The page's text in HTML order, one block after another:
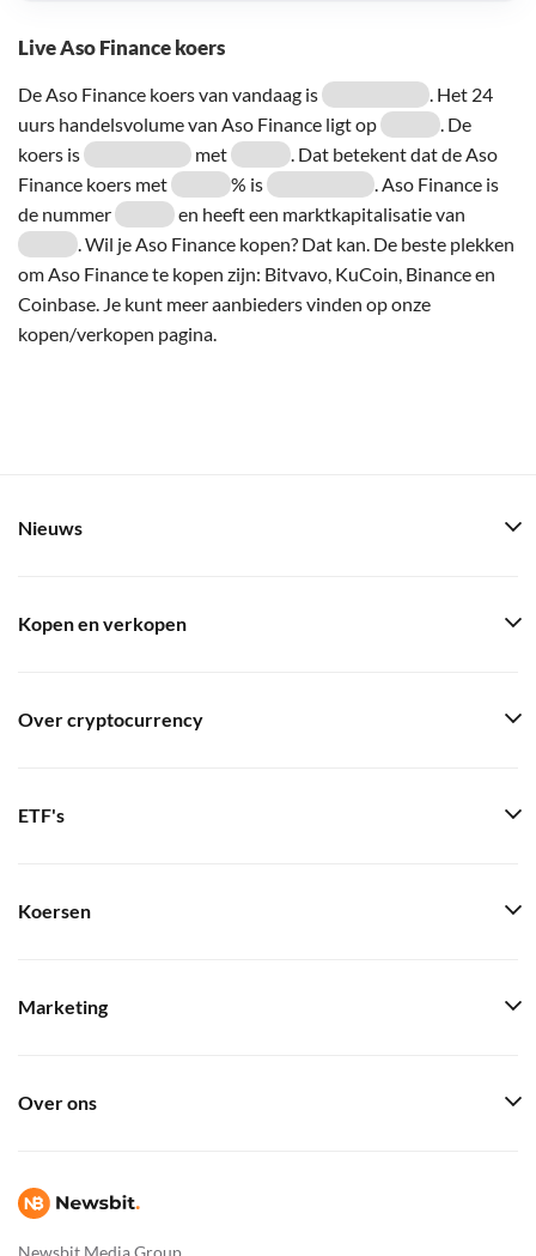
Live Aso Finance koers
De Aso Finance koers van vandaag is
. Het 24
uurs handelsvolume van Aso Finance ligt op
. De
koers is
met
. Dat betekent dat de Aso
Finance koers met
% is
. Aso Finance is
de nummer
en heeft een marktkapitalisatie van
. Wil je Aso Finance kopen? Dat kan. De beste plekken
om Aso Finance te kopen zijn: Bitvavo, KuCoin, Binance en
Coinbase. Je kunt meer aanbieders vinden op onze
kopen/verkopen pagina.
Newsbit Media Group
Nieuws
Kopen en verkopen
Over cryptocurrency
ETF's
Koersen
Marketing
Over ons